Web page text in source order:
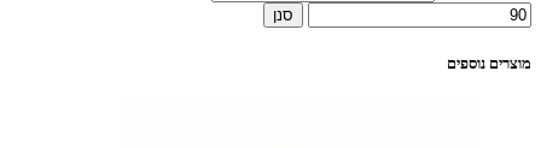
סנן
מוצרים נוספים